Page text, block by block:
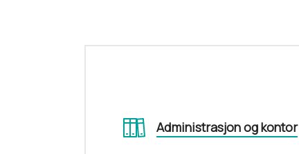
Administrasjon og kontor